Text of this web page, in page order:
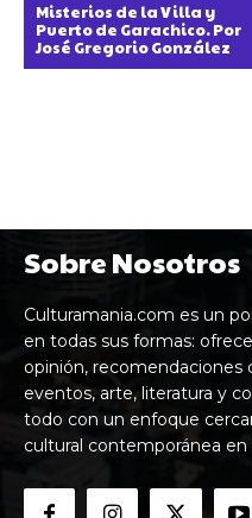
Misterios de la Villa y
Puerto de Garachico. Por
José Gregorio González
Sobre Nosotros
Culturamania.com es un
en todas sus formas:
opinión, recomendaciones
eventos, arte, literatura y
todo con un enfoque
cultural contemporánea en